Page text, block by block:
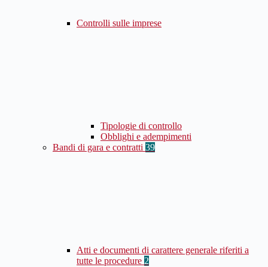
Controlli sulle imprese
Tipologie di controllo
Obblighi e adempimenti
Bandi di gara e contratti 39
Atti e documenti di carattere generale riferiti a
tutte le procedure 2